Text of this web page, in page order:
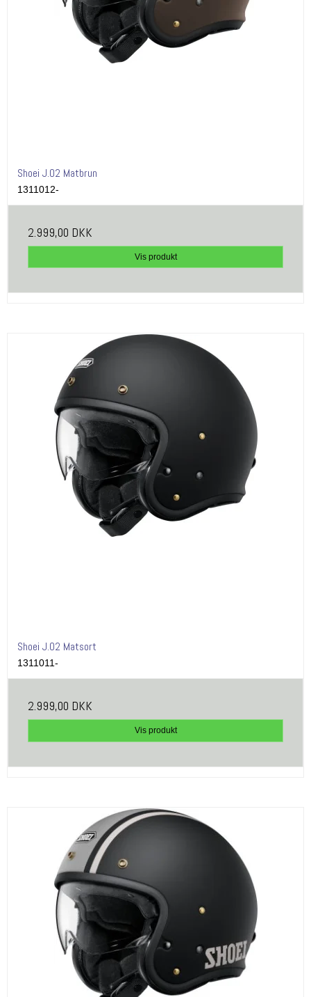
Shoei J.O2 Matbrun
1311012-
2.999,00 DKK
Vis produkt
Shoei J.O2 Matsort
1311011-
2.999,00 DKK
Vis produkt